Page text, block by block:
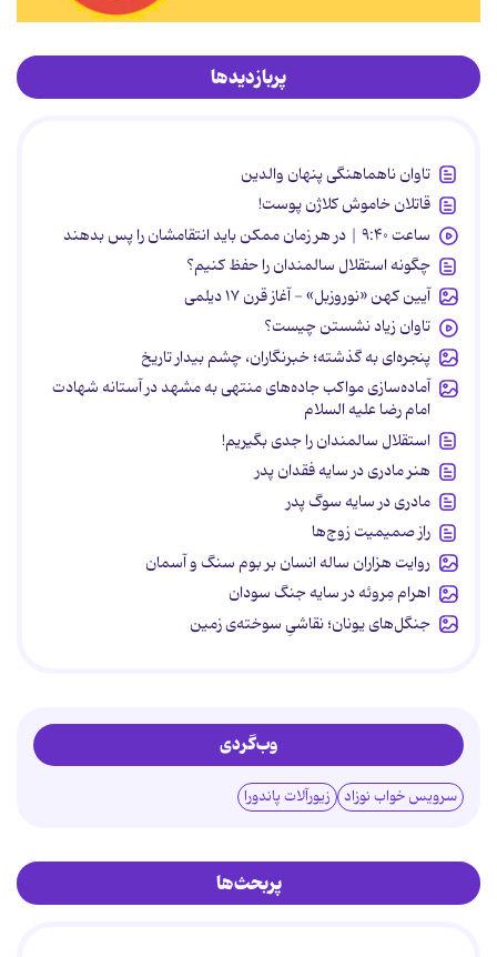
پربازدیدها
تاوان ناهماهنگی پنهان والدین
قاتلان خاموش کلاژن پوست!
ساعت ۹:۴۰ | در هر زمان ممکن باید انتقامشان را پس بدهند
چگونه استقلال سالمندان را حفظ کنیم؟
آیین کهن «نوروزبل» - آغاز قرن ۱۷ دیلمی
تاوان زیاد نشستن چیست؟
پنجره‌ای به گذشته؛ خبرنگاران، چشم بیدار تاریخ
آماده‌سازی مواکب جاده‌های منتهی به مشهد در آستانه شهادت
امام رضا علیه السلام
استقلال سالمندان را جدی بگیریم!
هنر مادری در سایه‌ فقدان پدر
مادری در سایه سوگ پدر
راز صمیمیت زوج‌ها
روایت هزاران ساله انسان بر بوم سنگ و آسمان
اهرام مِروئه در سایه جنگ سودان
جنگل‌های یونان؛ نقاشیِ سوخته‌ی زمین
وب‌گردی
سرویس خواب نوزاد زیورآلات پاندورا
پربحث‌ها